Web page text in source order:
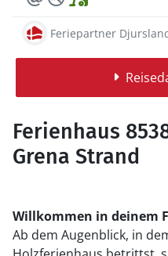
Feriepartner
Ferienhaus
Grena Strand
Willkommen in deinem
Ab dem Augenblick, in